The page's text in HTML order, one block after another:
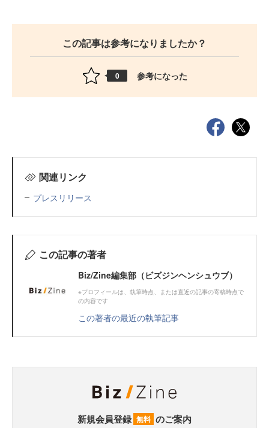
この記事は参考になりましたか？
0 参考になった
関連リンク
プレスリリース
この記事の著者
Biz/Zine編集部（ビズジンヘンシュウブ）
※プロフィールは、執筆時点、または直近の記事の寄稿時点で
の内容です
この著者の最近の執筆記事
新規会員登録 無料 のご案内